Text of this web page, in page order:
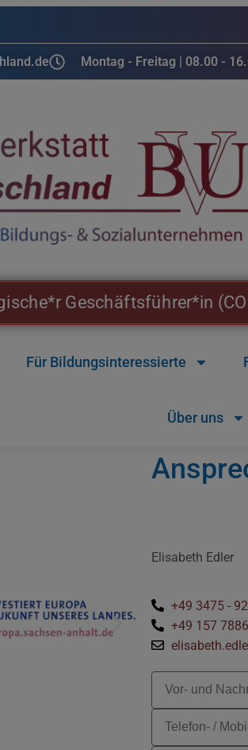
Montag - Freitag | 08.00 -
Geschäftsführer*in (COO) |
Für Bildungsinteressierte
Über uns
Elisabeth Edler
+49 3475 -
+49 157